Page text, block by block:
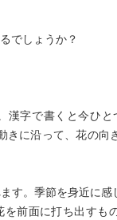
でしょうか？
漢字で書くと今ひ
きに沿って、花の
す。季節を身近に
前面に打ち出すも